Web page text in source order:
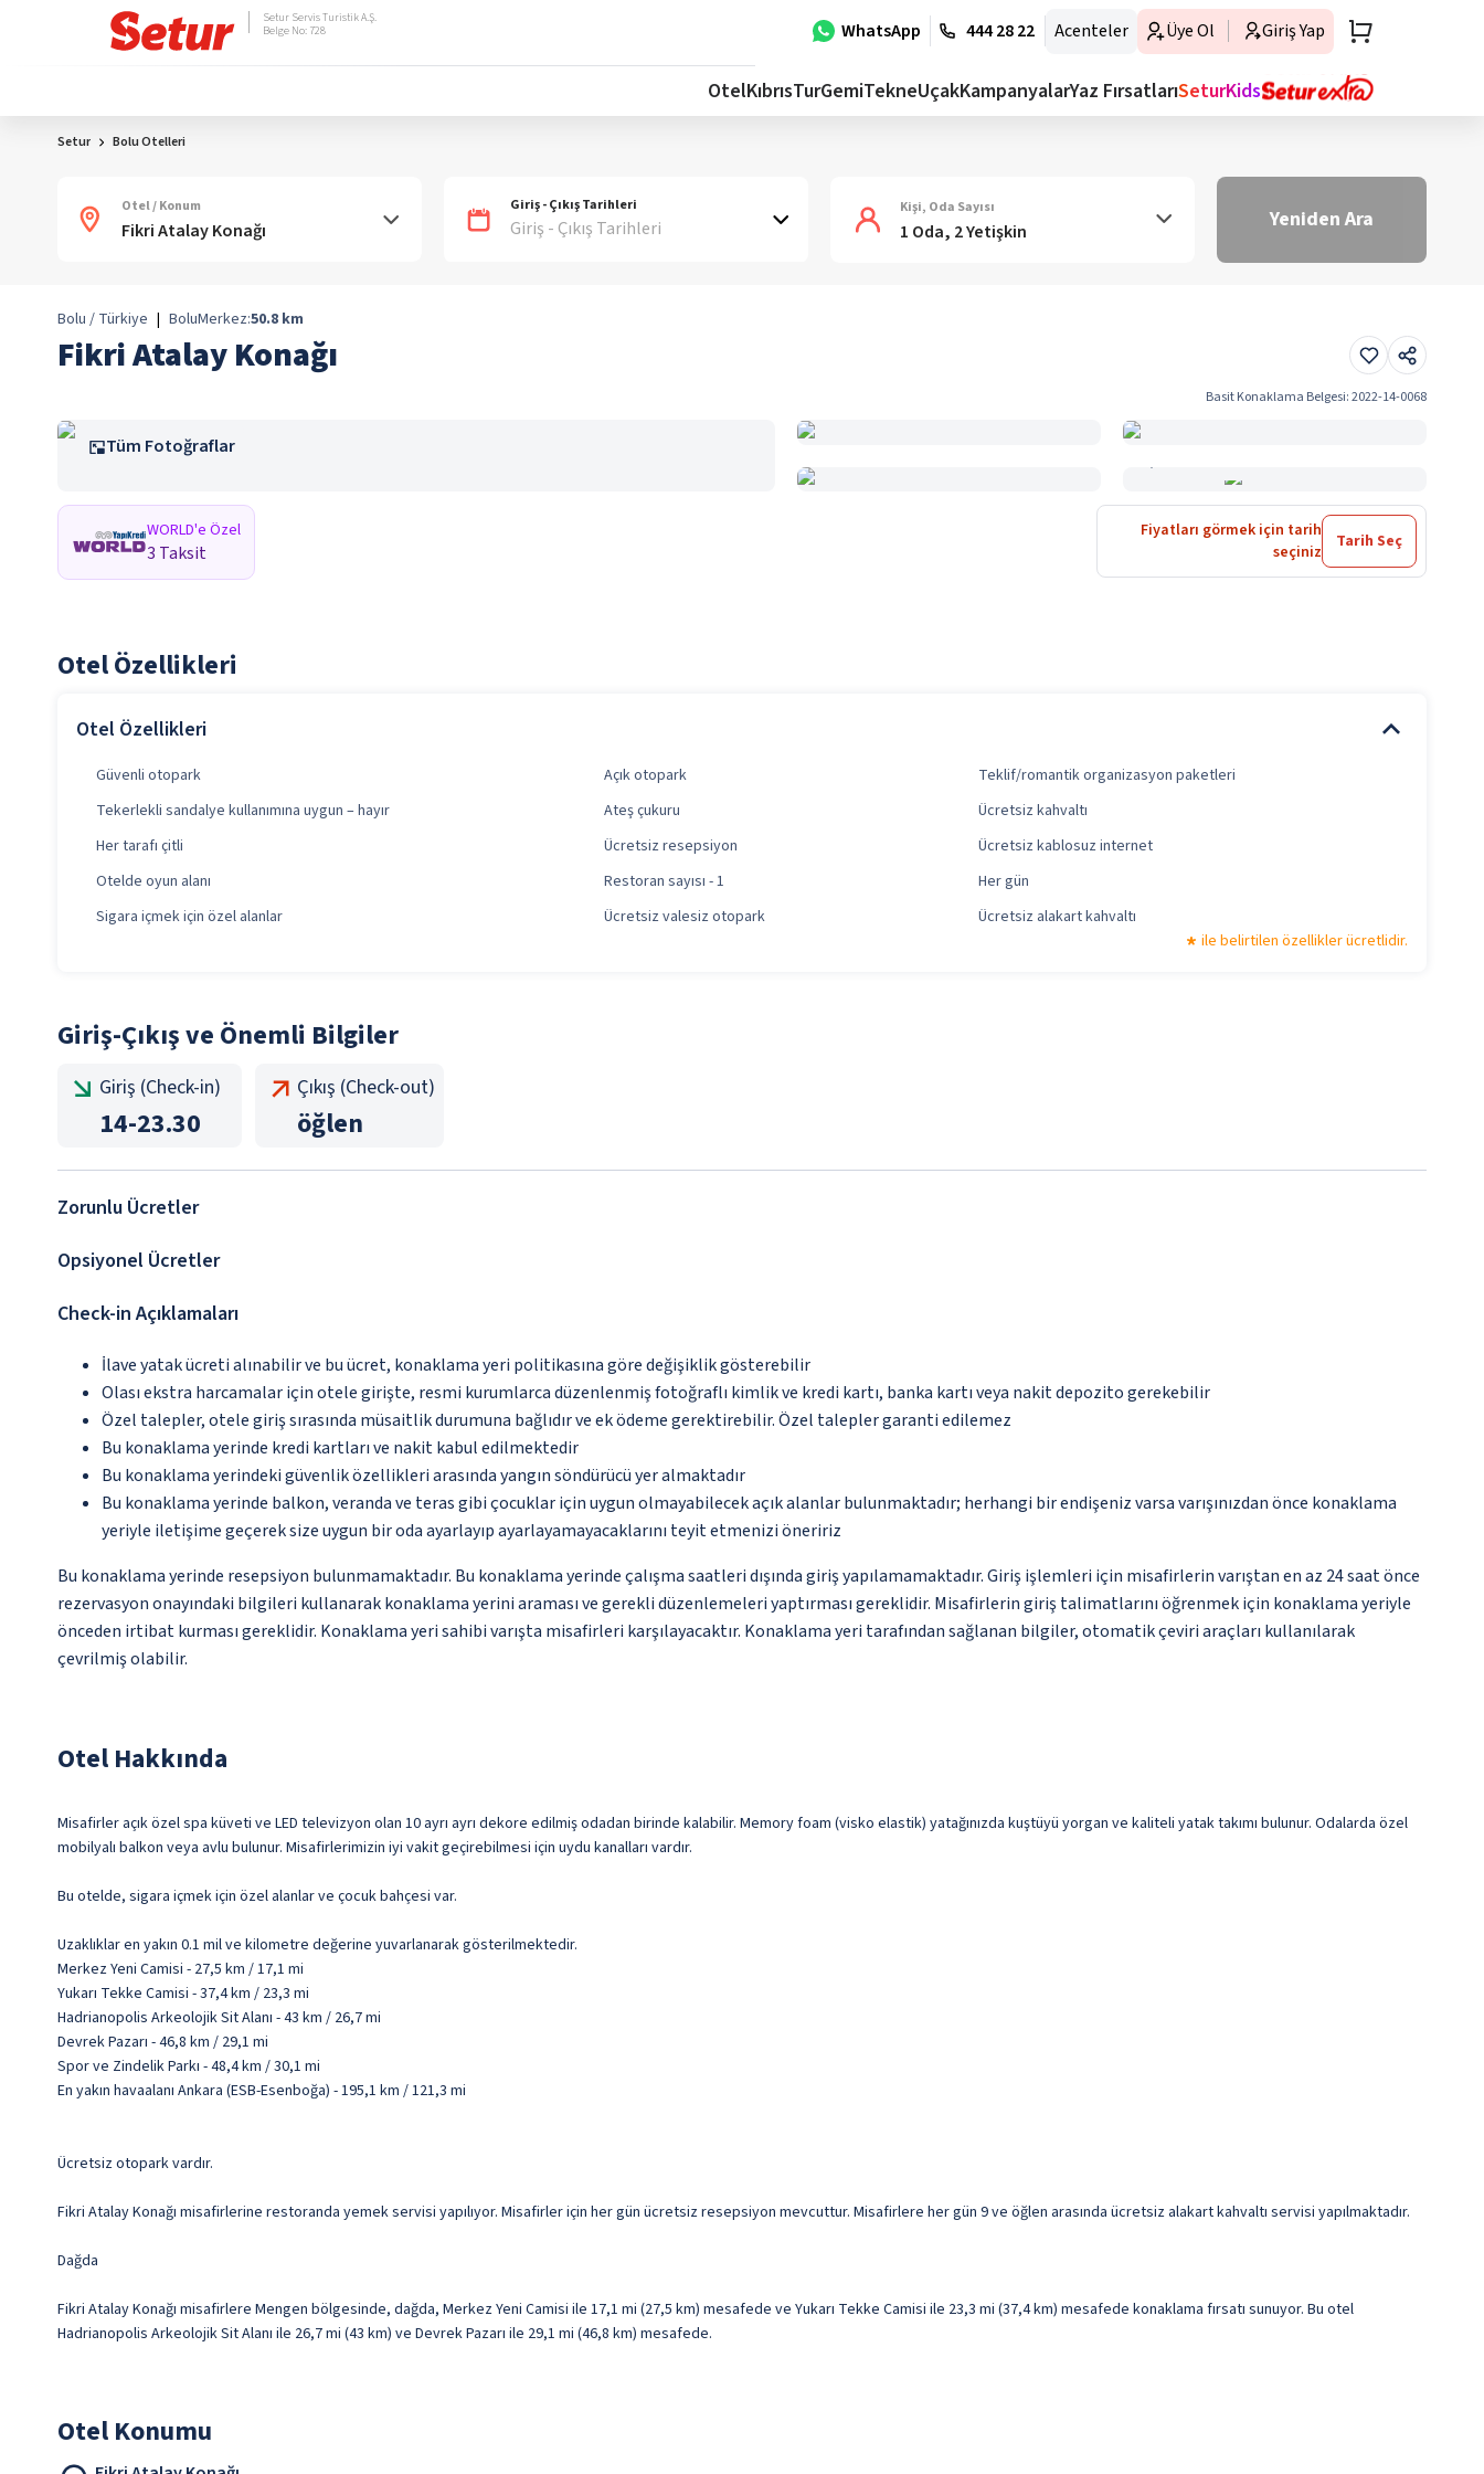
WhatsApp 444 28 22 Acenteler Üye Ol Giriş Yap
Setur Servis Turistik A.Ş.
Belge No: 728
OtelKıbrısTurGemiTekneUçakKampanyalarYaz FırsatlarıSeturKids
Setur Bolu Otelleri
Otel / Konum Giriş - Çıkış Tarihleri
Giriş - Çıkış Tarihleri
Kişi, Oda Sayısı
1 Oda, 2 Yetişkin Yeniden Ara
Bolu / Türkiye | BoluMerkez:50.8 km
Fikri Atalay Konağı
Basit Konaklama Belgesi:2022-14-0068
Tüm Fotoğraflar
WORLD'e Özel
3 Taksit
Fiyatları görmek için tarih
seçiniz
Tarih Seç
Otel Özellikleri
Otel Özellikleri
Güvenli otopark Açık otopark
Teklif/romantik organizasyon paketleri
Tekerlekli sandalye kullanımına uygun – hayır
Ateş çukuru
Ücretsiz kahvaltı
Her tarafı çitli
Ücretsiz resepsiyon
Ücretsiz kablosuz internet
Otelde oyun alanı
Restoran sayısı - 1
Her gün
Sigara içmek için özel alanlar
Ücretsiz valesiz otopark
Ücretsiz alakart kahvaltı
ile belirtilen özellikler ücretlidir.
Giriş-Çıkış ve Önemli Bilgiler
Giriş (Check-in)
14-23.30
Çıkış (Check-out)
öğlen
Zorunlu Ücretler
Opsiyonel Ücretler
Check-in Açıklamaları
İlave yatak ücreti alınabilir ve bu ücret, konaklama yeri politikasına göre değişiklik gösterebilir
Olası ekstra harcamalar için otele girişte, resmi kurumlarca düzenlenmiş fotoğraflı kimlik ve kredi kartı, banka kartı veya nakit depozito gerekebilir
Özel talepler, otele giriş sırasında müsaitlik durumuna bağlıdır ve ek ödeme gerektirebilir. Özel talepler garanti edilemez
Bu konaklama yerinde kredi kartları ve nakit kabul edilmektedir
Bu konaklama yerindeki güvenlik özellikleri arasında yangın söndürücü yer almaktadır
Bu konaklama yerinde balkon, veranda ve teras gibi çocuklar için uygun olmayabilecek açık alanlar bulunmaktadır; herhangi bir endişeniz varsa varışınızdan önce konaklama
yeriyle iletişime geçerek size uygun bir oda ayarlayıp ayarlayamayacaklarını teyit etmenizi öneririz
Bu konaklama yerinde resepsiyon bulunmamaktadır. Bu konaklama yerinde çalışma saatleri dışında giriş yapılamamaktadır. Giriş işlemleri için misafirlerin varıştan en az 24 saat önce
rezervasyon onayındaki bilgileri kullanarak konaklama yerini araması ve gerekli düzenlemeleri yaptırması gereklidir. Misafirlerin giriş talimatlarını öğrenmek için konaklama yeriyle
önceden irtibat kurması gereklidir. Konaklama yeri sahibi varışta misafirleri karşılayacaktır. Konaklama yeri tarafından sağlanan bilgiler, otomatik çeviri araçları kullanılarak
çevrilmiş olabilir.
Otel Hakkında
Misafirler açık özel spa küveti ve LED televizyon olan 10 ayrı ayrı dekore edilmiş odadan birinde kalabilir. Memory foam (visko elastik) yatağınızda kuştüyü yorgan ve kaliteli yatak takımı bulunur. Odalarda özel
mobilyalı balkon veya avlu bulunur. Misafirlerimizin iyi vakit geçirebilmesi için uydu kanalları vardır.
Bu otelde, sigara içmek için özel alanlar ve çocuk bahçesi var.
Uzaklıklar en yakın 0.1 mil ve kilometre değerine yuvarlanarak gösterilmektedir.
Merkez Yeni Camisi - 27,5 km / 17,1 mi
Yukarı Tekke Camisi - 37,4 km / 23,3 mi
Hadrianopolis Arkeolojik Sit Alanı - 43 km / 26,7 mi
Devrek Pazarı - 46,8 km / 29,1 mi
Spor ve Zindelik Parkı - 48,4 km / 30,1 mi
En yakın havaalanı Ankara (ESB-Esenboğa) - 195,1 km / 121,3 mi
Ücretsiz otopark vardır.
Fikri Atalay Konağı misafirlerine restoranda yemek servisi yapılıyor. Misafirler için her gün ücretsiz resepsiyon mevcuttur. Misafirlere her gün 9 ve öğlen arasında ücretsiz alakart kahvaltı servisi yapılmaktadır.
Dağda
Fikri Atalay Konağı misafirlere Mengen bölgesinde, dağda, Merkez Yeni Camisi ile 17,1 mi (27,5 km) mesafede ve Yukarı Tekke Camisi ile 23,3 mi (37,4 km) mesafede konaklama fırsatı sunuyor. Bu otel
Hadrianopolis Arkeolojik Sit Alanı ile 26,7 mi (43 km) ve Devrek Pazarı ile 29,1 mi (46,8 km) mesafede.
Otel Konumu